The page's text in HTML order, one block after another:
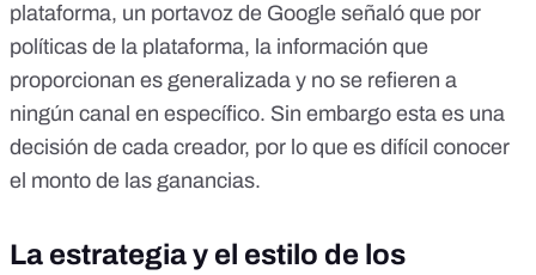
plataforma, un portavoz de Google señaló que por
políticas de la plataforma, la información que
proporcionan es generalizada y no se refieren a
ningún canal en específico. Sin embargo esta es una
decisión de cada creador, por lo que es difícil conocer
el monto de las ganancias.
La estrategia y el estilo de los